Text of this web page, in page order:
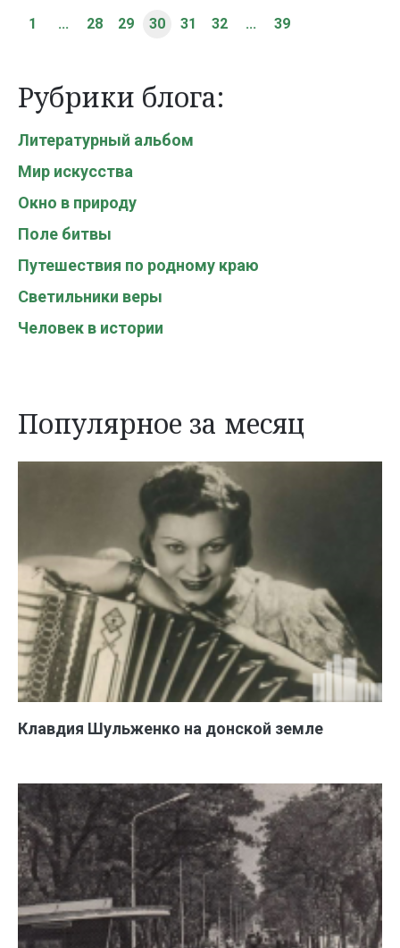
1 ... 28 29 30 31 32 ... 39
Рубрики блога:
Литературный альбом
Мир искусства
Окно в природу
Поле битвы
Путешествия по родному краю
Светильники веры
Человек в истории
Популярное за месяц
Клавдия Шульженко на донской земле